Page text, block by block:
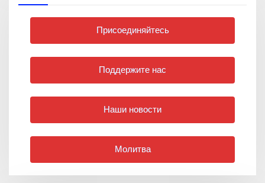
Присоединяйтесь
Поддержите нас
Наши новости
Молитва